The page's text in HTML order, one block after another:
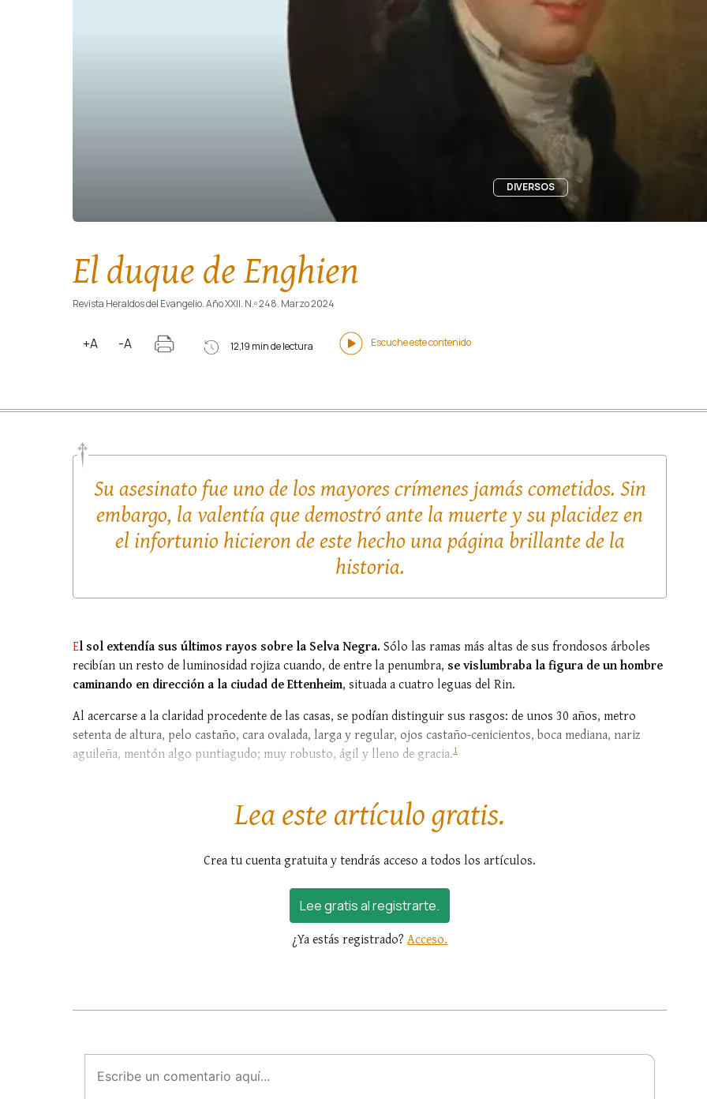
DIVERSOS
El duque de Enghien
Revista Heraldos del Evangelio. Año XXII. N.º 248. Marzo 2024
+A -A 12,19 min de lectura Escuche este contenido
Su asesinato fue uno de los mayores crímenes jamás cometidos. Sin
embargo, la valentía que demostró ante la muerte y su placidez en
el infortunio hicieron de este hecho una página brillante de la
historia.
El sol extendía sus últimos rayos sobre la Selva Negra. Sólo las ramas más altas de sus frondosos árboles
recibían un resto de luminosidad rojiza cuando, de entre la penumbra, se vislumbraba la figura de un hombre
caminando en dirección a la ciudad de Ettenheim, situada a cuatro leguas del Rin.
Al acercarse a la claridad procedente de las casas, se podían distinguir sus rasgos: de unos 30 años, metro
setenta de altura, pelo castaño, cara ovalada, larga y regular, ojos castaño-cenicientos, boca mediana, nariz
aguileña, mentón algo puntiagudo; muy robusto, ágil y lleno de gracia.1
Lea este artículo gratis.
Crea tu cuenta gratuita y tendrás acceso a todos los artículos.
Lee gratis al registrarte.
¿Ya estás registrado?Acceso.